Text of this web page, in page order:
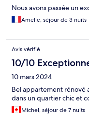
Nous avons passée un
Amelie, séjour de 3 nuits
Avis vérifié
10/10
10 mars 2024
Bel appartement rénové
dans un quartier chic et
Michel, séjour de 7 nuits